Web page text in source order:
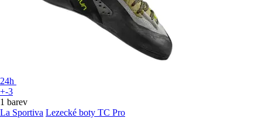
24h
+-3
1 barev
La Sportiva Lezecké boty TC Pro